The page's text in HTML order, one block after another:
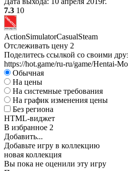
7.3 10
ActionSimulatorCasualSteam
Отслеживать цену 2
Поделитесь ссылкой со своими
https://hot.game/ru-ru/game/Hentai-
Обычная
На цены
На системные требования
На график изменения цены
Без региона
HTML-виджет
В избранное 2
Добавить...
Добавьте игру в коллекцию
новая коллекция
Вы пока не оценили эту игру